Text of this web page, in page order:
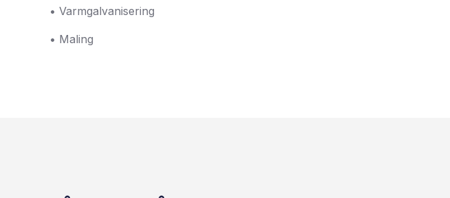
• Varmgalvanisering
• Maling